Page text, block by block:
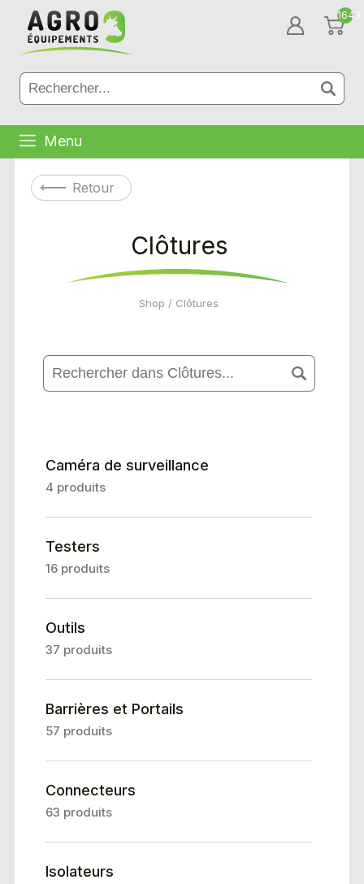
1643
Menu
Retour
Clôtures
Shop / Clôtures
Caméra de surveillance
4 produits
Testers
16 produits
Outils
37 produits
Barrières et Portails
57 produits
Connecteurs
63 produits
Isolateurs